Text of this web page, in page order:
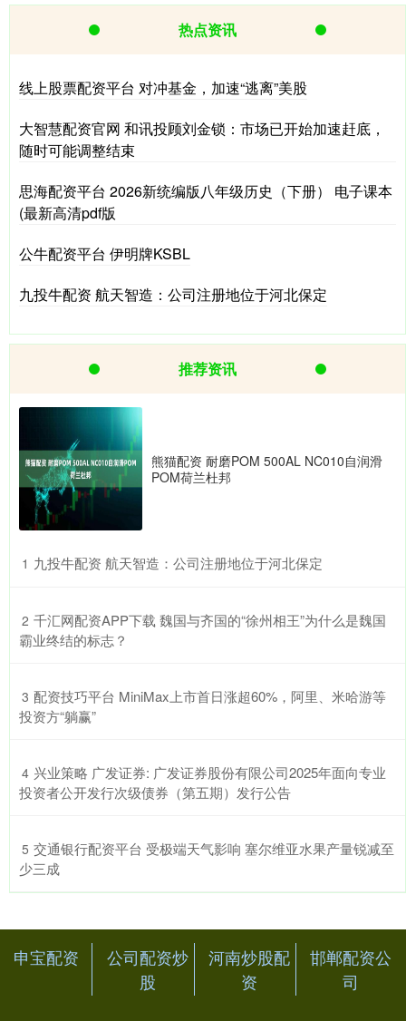
热点资讯
线上股票配资平台 对冲基金，加速“逃离”美股
大智慧配资官网 和讯投顾刘金锁：市场已开始加速赶底，
随时可能调整结束
思海配资平台 2026新统编版八年级历史（下册） 电子课本
(最新高清pdf版
公牛配资平台 伊明牌KSBL
九投牛配资 航天智造：公司注册地位于河北保定
推荐资讯
熊猫配资 耐磨POM 500AL NC010自润滑
POM荷兰杜邦
1 ​九投牛配资 航天智造：公司注册地位于河北保定
2 ​千汇网配资APP下载 魏国与齐国的“徐州相王”为什么是魏国
霸业终结的标志？
3 ​配资技巧平台 MiniMax上市首日涨超60%，阿里、米哈游等
投资方“躺赢”
4 ​兴业策略 广发证券: 广发证券股份有限公司2025年面向专业
投资者公开发行次级债券（第五期）发行公告
5 ​交通银行配资平台 受极端天气影响 塞尔维亚水果产量锐减至
少三成
申宝配资
公司配资炒
股
河南炒股配
资
邯郸配资公
司